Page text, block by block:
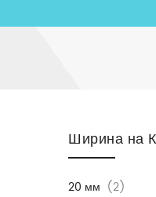
Skip to content
Ширина на
20 мм (2)